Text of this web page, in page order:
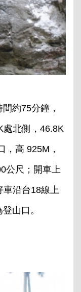
約75分鐘，
處北側，46.8K
，高 925M，
公尺；開車上
車沿台18線上
山口。